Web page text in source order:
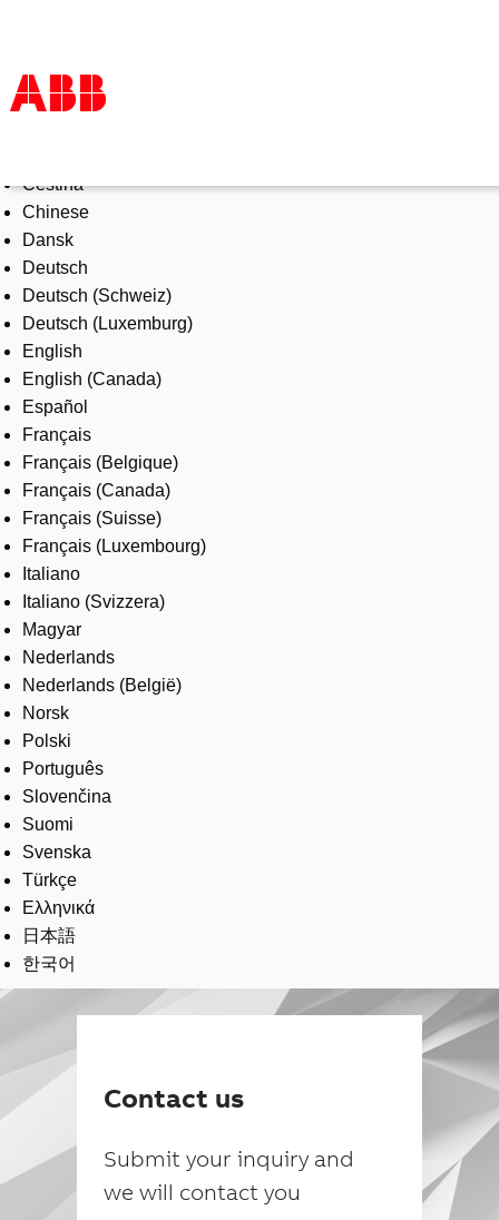
Products & Solutions
Industries
Services
About us
Where to buy
Contact us
Careers
Čeština
Chinese
Dansk
Deutsch
Deutsch (Schweiz)
Deutsch (Luxemburg)
English
English (Canada)
Español
Français
Français (Belgique)
Français (Canada)
Français (Suisse)
Français (Luxembourg)
Italiano
Italiano (Svizzera)
Magyar
Nederlands
Nederlands (België)
Norsk
Polski
Português
Slovenčina
Suomi
Svenska
Türkçe
Ελληνικά
日本語
한국어
Contact us
Submit your inquiry and
we will contact you